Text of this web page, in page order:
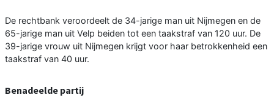
De rechtbank veroordeelt de 34-jarige man uit Nijmegen en de
65-jarige man uit Velp beiden tot een taakstraf van 120 uur. De
39-jarige vrouw uit Nijmegen krijgt voor haar betrokkenheid een
taakstraf van 40 uur.
Benadeelde partij